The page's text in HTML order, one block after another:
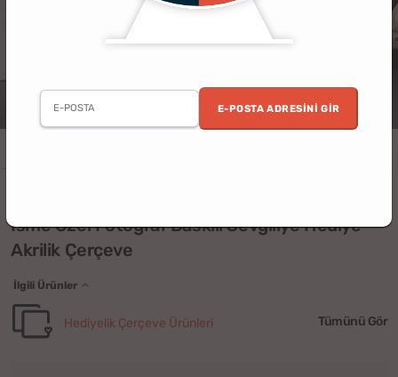
E-POSTA ADRESINI GIR
İsme Özel Fotoğraf Baskılı Sevgiliye Hediye
Akrilik Çerçeve
İlgili Ürünler
Hediyelik Çerçeve Ürünleri Tümünü Gör